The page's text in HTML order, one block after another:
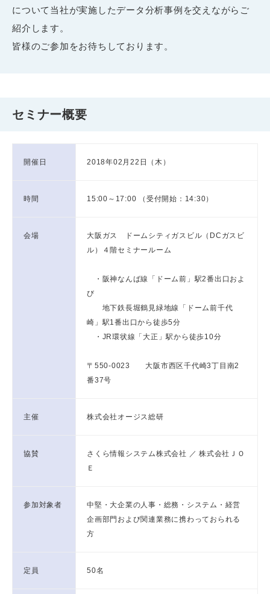
について当社が実施したデータ分析事例を交えながらご
紹介します。
皆様のご参加をお待ちしております。
セミナー概要
開催日 2018年02月22日（木）
時間 15:00～17:00 （受付開始：14:30）
会場
大阪ガス ドームシティガスビル（DCガスビ
ル）４階セミナールーム
・阪神なんば線「ドーム前」駅2番出口およ
び
地下鉄長堀鶴見緑地線「ドーム前千代
崎」駅1番出口から徒歩5分
・JR環状線「大正」駅から徒歩10分
〒550-0023 大阪市西区千代崎3丁目南2
番37号
主催 株式会社オージス総研
協賛
さくら情報システム株式会社 ／ 株式会社ＪＯ
Ｅ
参加対象者
中堅・大企業の人事・総務・システム・経営
企画部門および関連業務に携わっておられる
方
定員 50名